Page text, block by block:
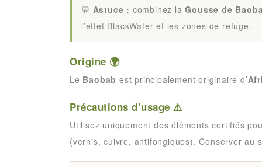
💬 Astuce : combinez laGousse de
l’effet BlackWater et les zones de refuge.
Origine 🌍
Le Baobab est principalement originaire d’
Précautions d’usage ⚠️
Utilisez uniquement des éléments certifiés
(vernis, cuivre, antifongiques). Conserver au